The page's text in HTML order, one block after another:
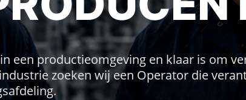
een productieomgeving en klaar is om
zoeken wij een Operator die